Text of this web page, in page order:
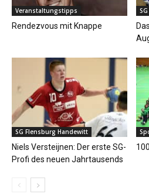
Veranstaltungstipps
Rendezvous mit Knappe
SG Flensburg Handewitt
Niels Versteijnen: Der erste SG-
Profi des neuen Jahrtausends